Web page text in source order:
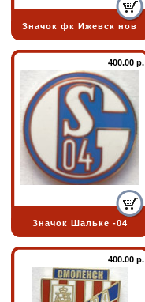
Значок фк Ижевск нов
400.00 р.
Значок Шальке -04
400.00 р.